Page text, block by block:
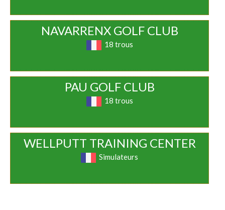
NAVARRENX GOLF CLUB
18 trous
PAU GOLF CLUB
18 trous
WELLPUTT TRAINING CENTER
Simulateurs